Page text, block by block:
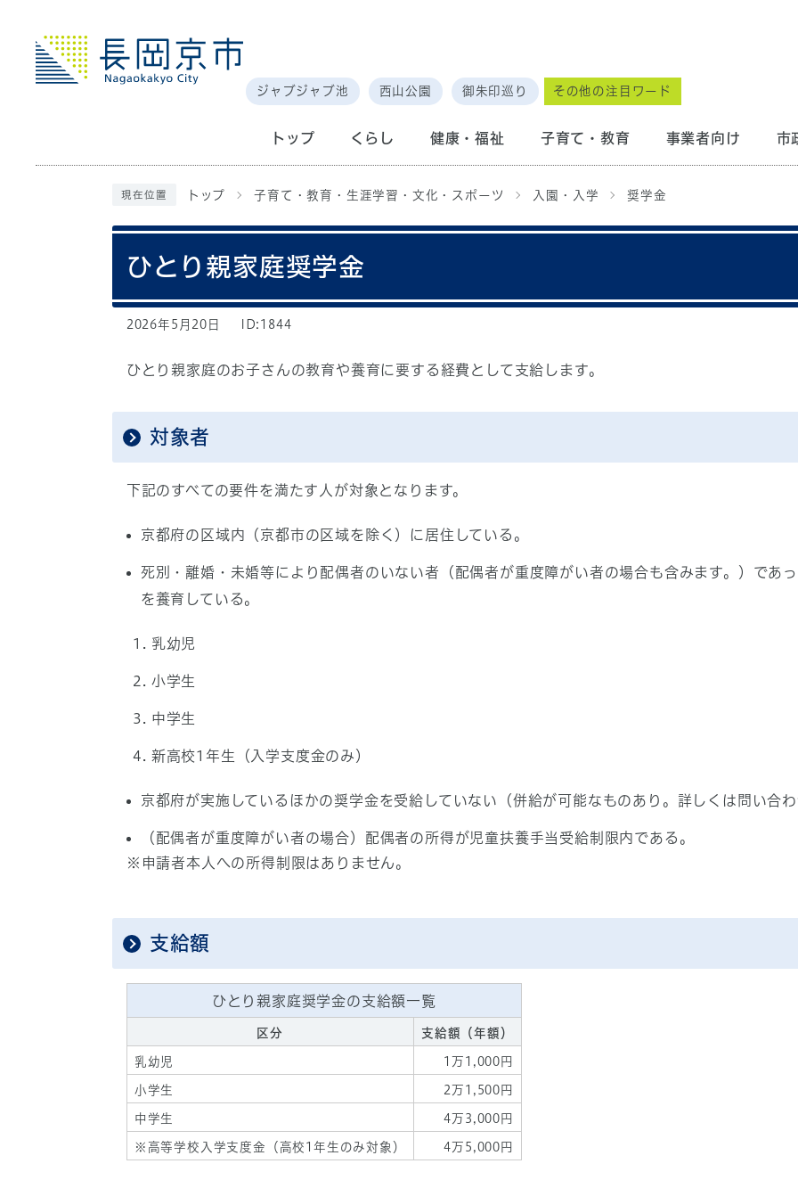
ジャブジャブ池 西山公園 御朱印巡り その他の注目ワード
トップ くらし 健康・福祉 子育て・教育 事業者向け 市
現在位置 トップ 子育て・教育・生涯学習・文化・スポーツ 入園・入学 奨学金
ひとり親家庭奨学金
2026年5月20日 ID:1844
ひとり親家庭のお子さんの教育や養育に要する経費として支給します。
対象者
下記のすべての要件を満たす人が対象となります。
京都府の区域内（京都市の区域を除く）に居住している。
死別・離婚・未婚等により配偶者のいない者（配偶者が重度障がい者の場合も含みます。）であ
を養育している。
乳幼児
小学生
中学生
新高校1年生（入学支度金のみ）
京都府が実施しているほかの奨学金を受給していない（併給が可能なものあり。詳しくは問い合わ
（配偶者が重度障がい者の場合）配偶者の所得が児童扶養手当受給制限内である。
※申請者本人への所得制限はありません。
支給額
ひとり親家庭奨学金の支給額一覧
区分 支給額（年額）
乳幼児 1万1,000円
小学生 2万1,500円
中学生 4万3,000円
※高等学校入学支度金（高校1年生のみ対象） 4万5,000円